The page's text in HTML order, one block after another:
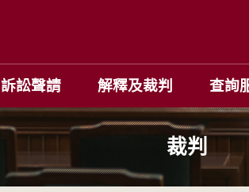
訴訟聲請 解釋及裁判 查詢
裁判